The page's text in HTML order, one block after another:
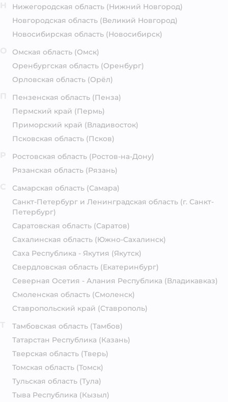
Нижегородская область (Нижний Новгород)
Новгородская область (Великий Новгород)
Новосибирская область (Новосибирск)
Омская область (Омск)
Оренбургская область (Оренбург)
Орловская область (Орёл)
Пензенская область (Пенза)
Пермский край (Пермь)
Приморский край (Владивосток)
Псковская область (Псков)
Ростовская область (Ростов-на-Дону)
Рязанская область (Рязань)
Самарская область (Самара)
Санкт-Петербург и Ленинградская область (г. Санкт-
Петербург)
Саратовская область (Саратов)
Сахалинская область (Южно-Сахалинск)
Саха Республика - Якутия (Якутск)
Свердловская область (Екатеринбург)
Северная Осетия - Алания Республика (Владикавказ)
Смоленская область (Смоленск)
Ставропольский край (Ставрополь)
Тамбовская область (Тамбов)
Татарстан Республика (Казань)
Тверская область (Тверь)
Томская область (Томск)
Тульская область (Тула)
Тыва Республика (Кызыл)